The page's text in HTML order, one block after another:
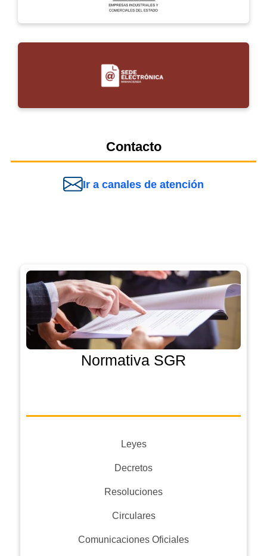
Contacto
Ir a canales de atención
Normativa SGR
Leyes
Decretos
Resoluciones
Circulares
Comunicaciones Oficiales